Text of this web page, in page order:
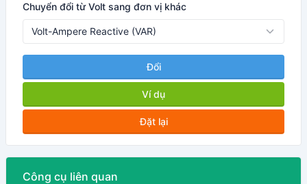
Chuyển đổi từ Volt sang đơn vị khác
Đổi
Ví dụ
Đặt lại
Công cụ liên quan